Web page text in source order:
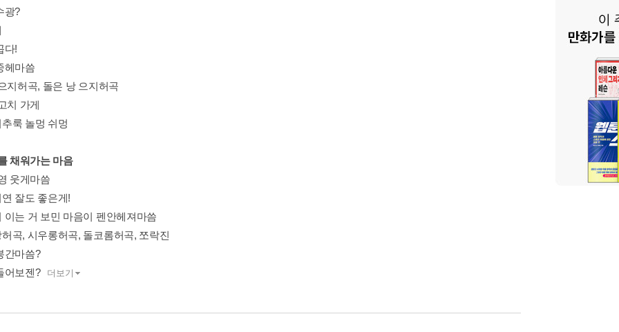
광?
다!
헤마씀
지허곡, 돌은 낭 으지허곡
치 가게
룩 놀멍 쉬멍
채워가는 마음
웃게마씀
잘도 좋은게!
이는 거 보민 마음이 펜안헤져마씀
곡, 시우롱허곡, 돌코롬허곡, 쪼락진
간마씀?
어보젠?
더보기